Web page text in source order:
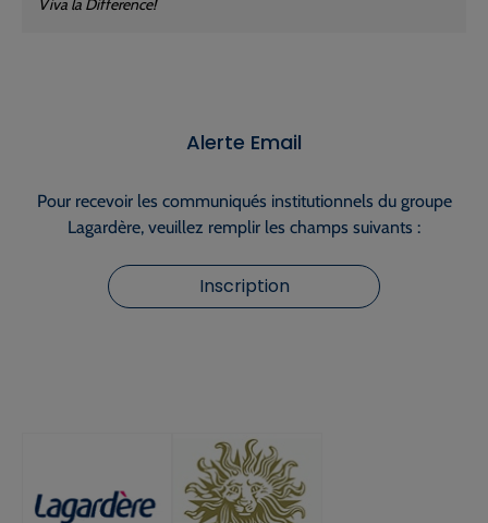
Viva la Difference!
Alerte Email
Pour recevoir les communiqués institutionnels du groupe
Lagardère, veuillez remplir les champs suivants :
Inscription